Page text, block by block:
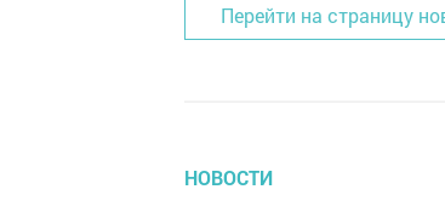
Перейти на страницу
НОВОСТИ